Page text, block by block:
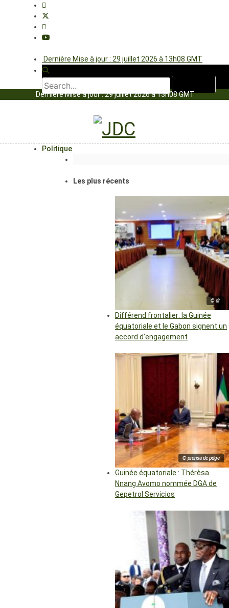
Dernière Mise à jour : 29 juillet 2026 à 13h08 GMT
Dernière Mise à jour : 29 juillet 2026 à 13h08 GMT
Politique
Les plus récents
© dr
Différend frontalier: la Guinée
équatoriale et le Gabon signent un
accord d’engagement
© prensa de pdge
Guinée équatoriale : Thérèsa
Nnang Avomo nommée DGA de
Gepetrol Servicios